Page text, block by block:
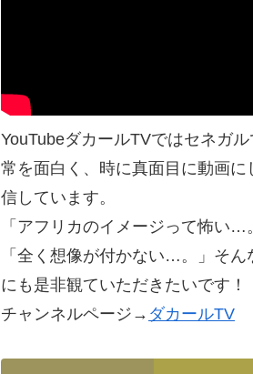
YouTubeダカールTVではセネガル
常を面白く、時に真面目に動画に
信しています。
「アフリカのイメージって怖い…
「全く想像が付かない…。」そん
にも是非観ていただきたいです！
チャンネルページ→ ダカールTV